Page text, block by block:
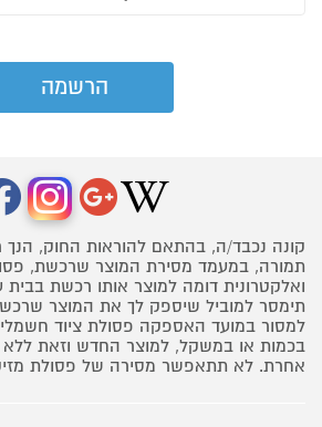
קונה נכבד/ה, בהתאם להוראות החוק,
תמורה, במעמד מסירת המוצר שרכשת,
ואלקטרונית דומה למוצר אותו רכשת
תימסר למוביל שיספק לך את המוצר
למסור במועד האספקה פסולת ציוד חשמלי
בכמות או במשקל, למוצר החדש וזאת
אחרת. לא תתאפשר מסירה של פסולת